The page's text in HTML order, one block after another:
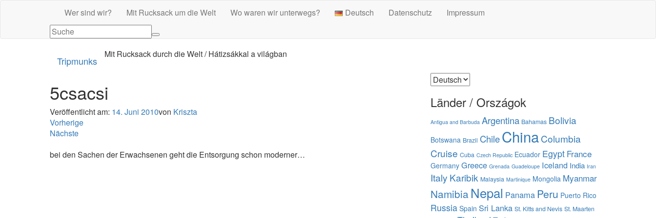
Wer sind wir? Mit Rucksack um die Welt Wo waren wir unterwegs? Deutsch Datenschutz Impressum
Tripmunks
Mit Rucksack durch die Welt / Hátizsákkal a világban
5csacsi
Veröffentlicht am: 14. Juni 2010von Kriszta
Vorherige
Nächste
bei den Sachen der Erwachsenen geht die Entsorgung schon moderner…
Sprache
auswählen
Länder / Országok
Antigua and Barbuda Argentina Bahamas Bolivia
Botswana Brazil ChileChinaColumbia
Cruise Cuba Czech Republic Ecuador Egypt France
Germany Greece Grenada Guadeloupe Iceland India Iran
Italy Karibik Malaysia Martinique Mongolia Myanmar
Namibia Nepal Panama Peru Puerto Rico
Russia Spain Sri Lanka St. Kitts and Nevis St. Maarten